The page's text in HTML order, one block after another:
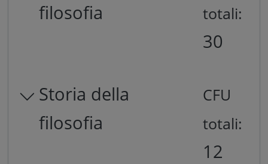
filosofia
totali:
30
Storia della
filosofia
CFU
totali:
12